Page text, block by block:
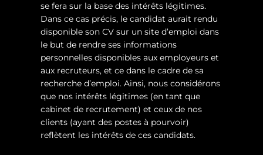
se fera sur la base des intérêts légitimes.
Dans ce cas précis, le candidat aurait rendu
disponible son CV sur un site d’emploi dans
le but de rendre ses informations
personnelles disponibles aux employeurs et
aux recruteurs, et ce dans le cadre de sa
recherche d’emploi. Ainsi, nous considérons
que nos intérêts légitimes (en tant que
cabinet de recrutement) et ceux de nos
clients (ayant des postes à pourvoir)
reflètent les intérêts de ces candidats.